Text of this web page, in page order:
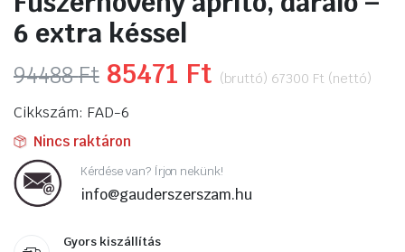
6 extra késsel
94488Ft Original
price
was:
94488 Ft.
85471 Ft Current
85471 Ft.
(bruttó) 67300 Ft (nettó)
Cikkszám: FAD-6
Nincs raktáron
Kérdése van? Írjon nekünk!
info@gauderszerszam.hu
Gyors kiszállítás